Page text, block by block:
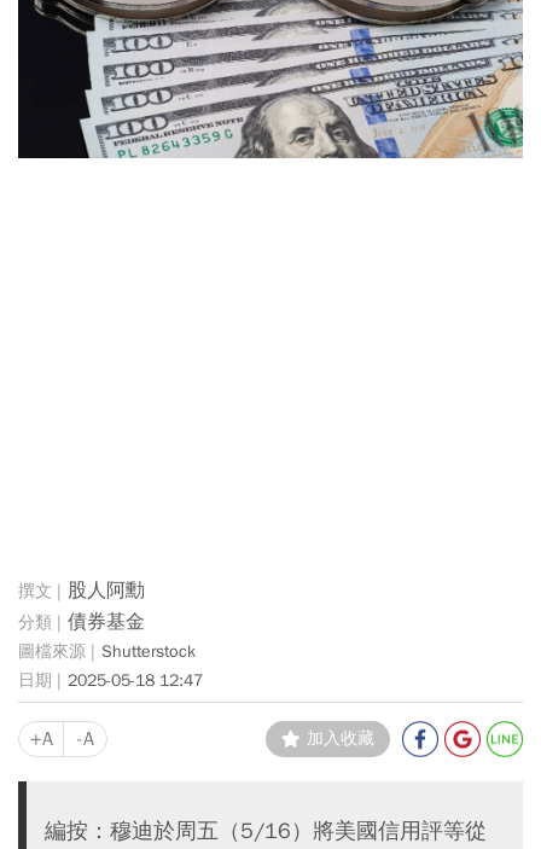
股人阿勳
債券基金
Shutterstock
2025-05-18 12:47
+A -A 加入收藏
編按：穆迪於周五（5/16）將美國信用評等從